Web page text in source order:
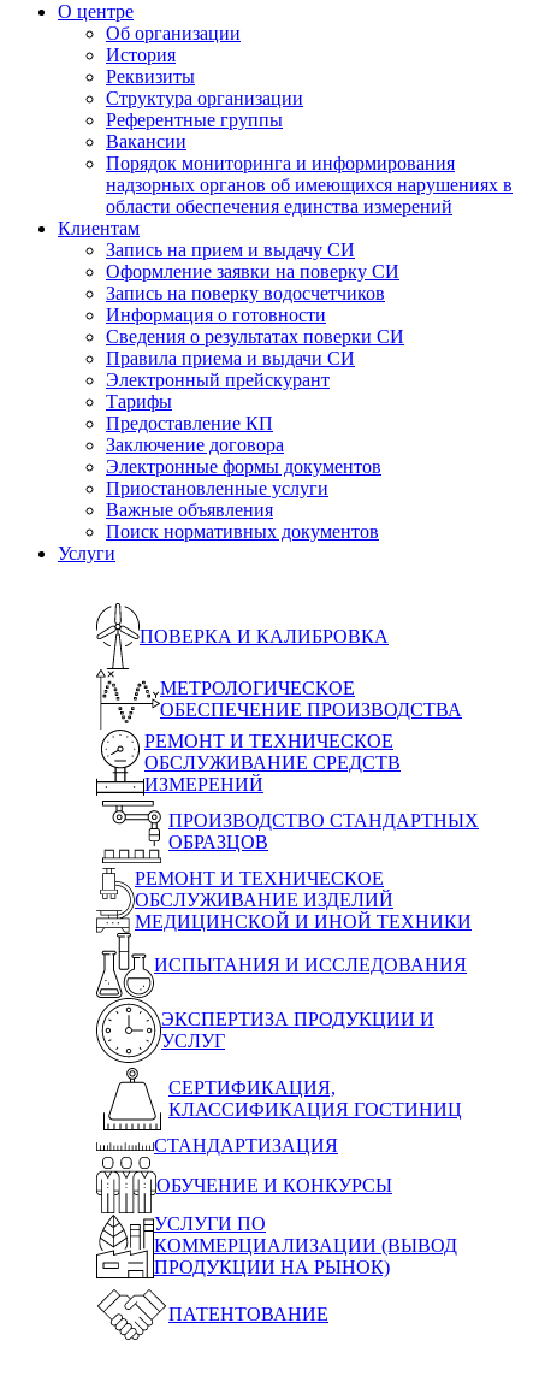
О центре
Об организации
История
Реквизиты
Структура организации
Референтные группы
Вакансии
Порядок мониторинга и информирования
надзорных органов об имеющихся нарушениях в
области обеспечения единства измерений
Клиентам
Запись на прием и выдачу СИ
Оформление заявки на поверку СИ
Запись на поверку водосчетчиков
Информация о готовности
Сведения о результатах поверки СИ
Правила приема и выдачи СИ
Электронный прейскурант
Тарифы
Предоставление КП
Заключение договора
Электронные формы документов
Приостановленные услуги
Важные объявления
Поиск нормативных документов
Услуги
ПОВЕРКА И КАЛИБРОВКА
МЕТРОЛОГИЧЕСКОЕ
ОБЕСПЕЧЕНИЕ ПРОИЗВОДСТВА
РЕМОНТ И ТЕХНИЧЕСКОЕ
ОБСЛУЖИВАНИЕ СРЕДСТВ
ИЗМЕРЕНИЙ
ПРОИЗВОДСТВО СТАНДАРТНЫХ
ОБРАЗЦОВ
РЕМОНТ И ТЕХНИЧЕСКОЕ
ОБСЛУЖИВАНИЕ ИЗДЕЛИЙ
МЕДИЦИНСКОЙ И ИНОЙ ТЕХНИКИ
ИСПЫТАНИЯ И ИССЛЕДОВАНИЯ
ЭКСПЕРТИЗА ПРОДУКЦИИ И
УСЛУГ
СЕРТИФИКАЦИЯ,
КЛАССИФИКАЦИЯ ГОСТИНИЦ
СТАНДАРТИЗАЦИЯ
ОБУЧЕНИЕ И КОНКУРСЫ
УСЛУГИ ПО
КОММЕРЦИАЛИЗАЦИИ (ВЫВОД
ПРОДУКЦИИ НА РЫНОК)
ПАТЕНТОВАНИЕ